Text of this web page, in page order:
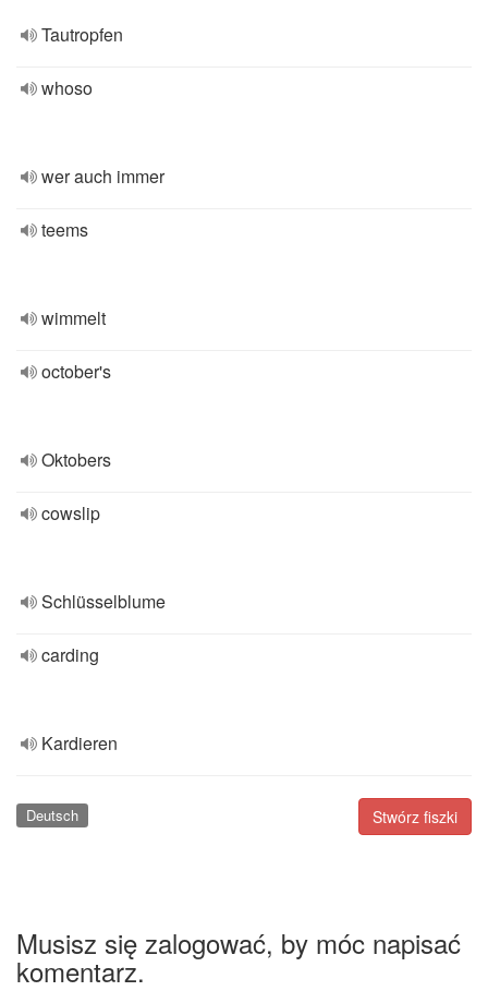
Tautropfen
whoso
wer auch immer
teems
wimmelt
october's
Oktobers
cowslip
Schlüsselblume
carding
Kardieren
Stwórz fiszki
Deutsch
Musisz się zalogować, by móc napisać
komentarz.